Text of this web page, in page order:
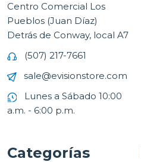
Centro Comercial Los
Pueblos (Juan Díaz)
Detrás de Conway, local A7
(507) 217-7661
sale@evisionstore.com
Lunes a Sábado 10:00
a.m. - 6:00 p.m.
Categorías